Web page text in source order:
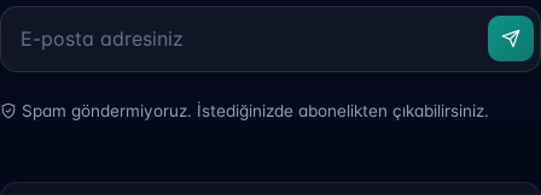
Spam göndermiyoruz. İstediğinizde abonelikten çıkabilirsiniz.